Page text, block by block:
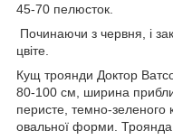
45-70 пелюсток.
Починаючи з червня, і
цвіте.
Кущ троянди Доктор
80-100 см, ширина
перисте, темно-зеленого
овальної форми. Троянда